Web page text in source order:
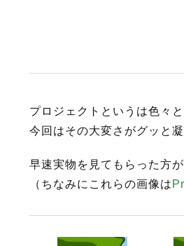
プロジェクトというは色々と
今回はその大変さがグッと
早速実物を見てもらった方
（ちなみにこれらの画像は